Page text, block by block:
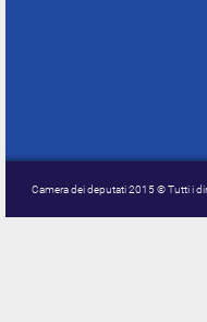
Camera dei deputati 2015 © Tutti i